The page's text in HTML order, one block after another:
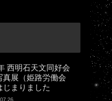
西明石天文同好会
真展（姫路労働会
じまりました